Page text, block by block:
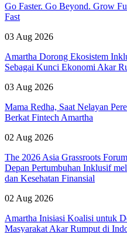
Go Faster. Go Beyond. Grow
Fast
03 Aug 2026
Amartha Dorong Ekosistem
Sebagai Kunci Ekonomi Akar
03 Aug 2026
Mama Redha, Saat Nelayan
Berkat Fintech Amartha
02 Aug 2026
The 2026 Asia Grassroots
Depan Pertumbuhan Inklusif
dan Kesehatan Finansial
02 Aug 2026
Amartha Inisiasi Koalisi untuk
Masyarakat Akar Rumput di